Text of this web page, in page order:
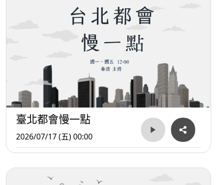
臺北都會慢一點
2026/07/17 (五) 00:00